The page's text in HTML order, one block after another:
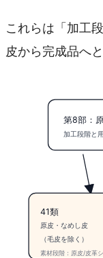
これらは「加工
皮から完成品へ
第8部：
加工段階と
41類
原皮・なめし皮
（毛皮を除く）
素材段階：原皮/皮革